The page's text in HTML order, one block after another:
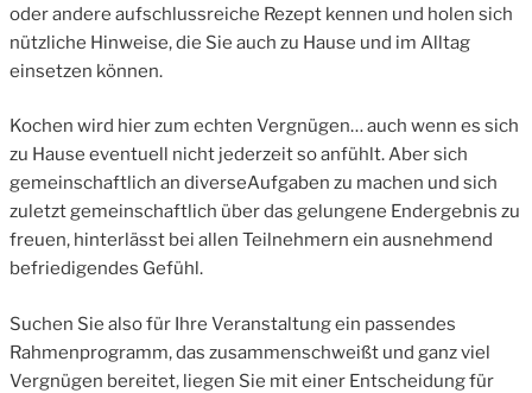
oder andere aufschlussreiche Rezept kennen und holen sich
nützliche Hinweise, die Sie auch zu Hause und im Alltag
einsetzen können.
Kochen wird hier zum echten Vergnügen… auch wenn es sich
zu Hause eventuell nicht jederzeit so anfühlt. Aber sich
gemeinschaftlich an diverseAufgaben zu machen und sich
zuletzt gemeinschaftlich über das gelungene Endergebnis zu
freuen, hinterlässt bei allen Teilnehmern ein ausnehmend
befriedigendes Gefühl.
Suchen Sie also für Ihre Veranstaltung ein passendes
Rahmenprogramm, das zusammenschweißt und ganz viel
Vergnügen bereitet, liegen Sie mit einer Entscheidung für